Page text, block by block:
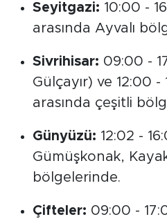
Seyitgazi: 10:00 -
arasında Ayvalı
Sivrihisar: 09:00 -
Gülçayır) ve 12:00
arasında çeşitli
Günyüzü: 12:02 -
Gümüşkonak,
bölgelerinde.
Çifteler: 09:00 -